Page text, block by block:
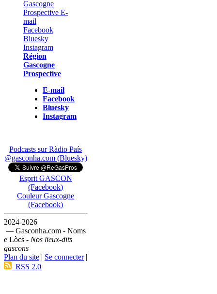
Région
Gascogne
Prospective
E-mail
Facebook
Bluesky
Instagram
Podcasts sur Ràdio País
@gasconha.com (Bluesky)
Esprit GASCON
(Facebook)
Couleur Gascogne
(Facebook)
2024-2026
— Gasconha.com - Noms
e Lòcs - Nos lieux-dits
gascons
Plan du site | Se connecter|
RSS 2.0